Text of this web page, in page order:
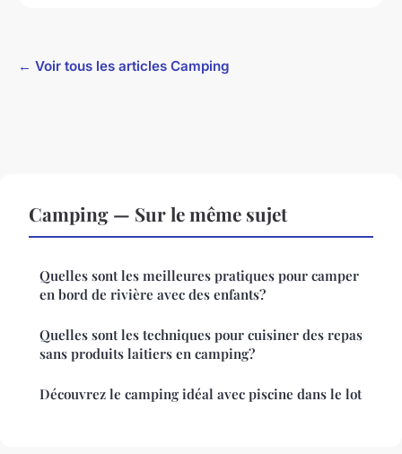
← Voir tous les articles Camping
Camping — Sur le même sujet
Quelles sont les meilleures pratiques pour camper
en bord de rivière avec des enfants?
Quelles sont les techniques pour cuisiner des repas
sans produits laitiers en camping?
Découvrez le camping idéal avec piscine dans le lot